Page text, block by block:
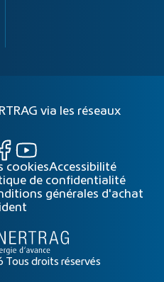
Tous droits réservés
via les réseaux
cookiesAccessibilité
de confidentialité
générales d'achat